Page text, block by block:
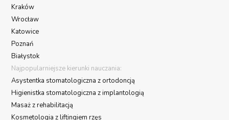
Kraków
Wrocław
Katowice
Poznań
Białystok
Najpopularniejsze kierunki nauczania:
Asystentka stomatologiczna z ortodoncją
Higienistka stomatologiczna z implantologią
Masaż z rehabilitacją
Kosmetologia z liftingiem rzęs